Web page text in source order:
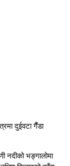
दुईवटा गैँडा
नदीको भङ्गालोमा